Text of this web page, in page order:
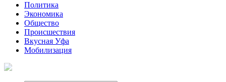
Политика
Экономика
Общество
Происшествия
Вкусная Уфа
Мобилизация